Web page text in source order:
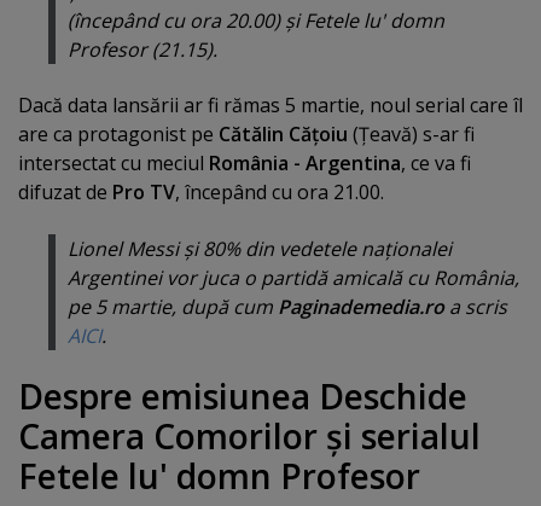
(începând cu ora 20.00) şi Fetele lu' domn
Profesor (21.15).
Dacă data lansării ar fi rămas 5 martie, noul serial care îl
are ca protagonist pe Cătălin Căţoiu (Ţeavă) s-ar fi
intersectat cu meciul România - Argentina, ce va fi
difuzat de Pro TV, începând cu ora 21.00.
Lionel Messi şi 80% din vedetele naţionalei
Argentinei vor juca o partidă amicală cu România,
pe 5 martie, după cum Paginademedia.roa scris
AICI.
Despre emisiunea Deschide
Camera Comorilor şi serialul
Fetele lu' domn Profesor